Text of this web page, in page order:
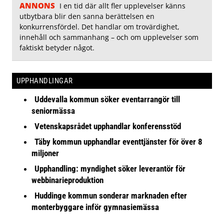
ANNONS I en tid där allt fler upplevelser känns
utbytbara blir den sanna berättelsen en
konkurrensfördel. Det handlar om trovärdighet,
innehåll och sammanhang – och om upplevelser som
faktiskt betyder något.
UPPHANDLINGAR
Uddevalla kommun söker eventarrangör till
seniormässa
Vetenskapsrådet upphandlar konferensstöd
Täby kommun upphandlar eventtjänster för över 8
miljoner
Upphandling: myndighet söker leverantör för
webbinarieproduktion
Huddinge kommun sonderar marknaden efter
monterbyggare inför gymnasiemässa